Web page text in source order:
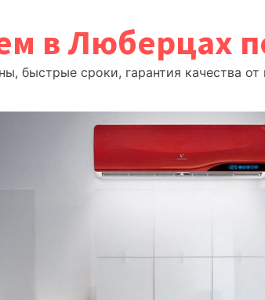
в Люберцах
быстрые сроки, гарантия качества